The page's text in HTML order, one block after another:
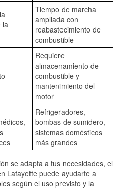
la
Tiempo de marcha
ampliada con
reabastecimiento de
combustible
Requiere
almacenamiento de
combustible y
mantenimiento del
motor
Refrigeradores,
bombas de sumidero,
sistemas domésticos
más grandes
se adapta a tus necesidades, el
Lafayette puede ayudarte a
según el uso previsto y la